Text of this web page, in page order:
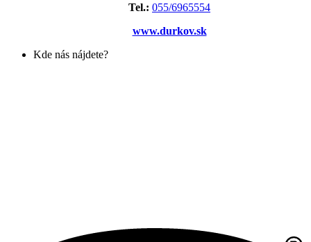
Tel.: 055/6965554
www.durkov.sk
Kde nás nájdete?